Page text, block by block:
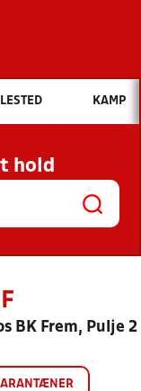
vil du søge efter?
OG NYHEDER
OG
KAMP
hold
BK Frem, Pulje 2